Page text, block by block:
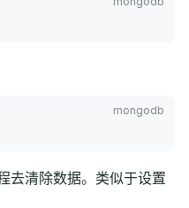
去清除数据。类似于设置